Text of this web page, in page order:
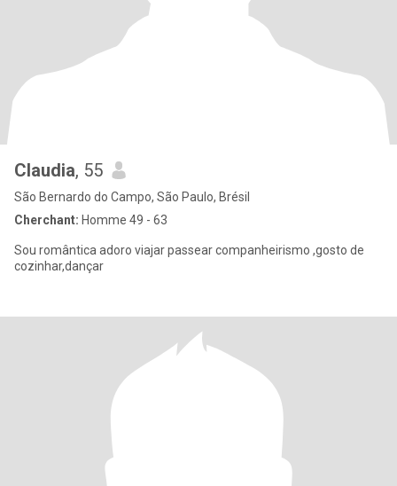
Claudia, 55
São Bernardo do Campo, São Paulo, Brésil
Cherchant: Homme 49 - 63
Sou romântica adoro viajar passear companheirismo ,gosto de
cozinhar,dançar